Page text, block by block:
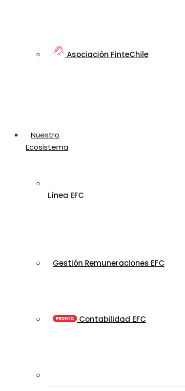
Asociación FinteChile
Nuestro
Ecosistema
Línea EFC
Gestión Remuneraciones EFC
Contabilidad EFC